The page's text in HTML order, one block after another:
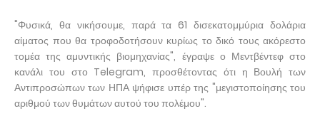
"Φυσικά, θα νικήσουμε, παρά τα 61 δισεκατομμύρια δολάρια
αίματος που θα τροφοδοτήσουν κυρίως το δικό τους ακόρεστο
τομέα της αμυντικής βιομηχανίας", έγραψε ο Μεντβέντεφ στο
κανάλι του στο Telegram, προσθέτοντας ότι η Βουλή των
Αντιπροσώπων των ΗΠΑ ψήφισε υπέρ της "μεγιστοποίησης του
αριθμού των θυμάτων αυτού του πολέμου".